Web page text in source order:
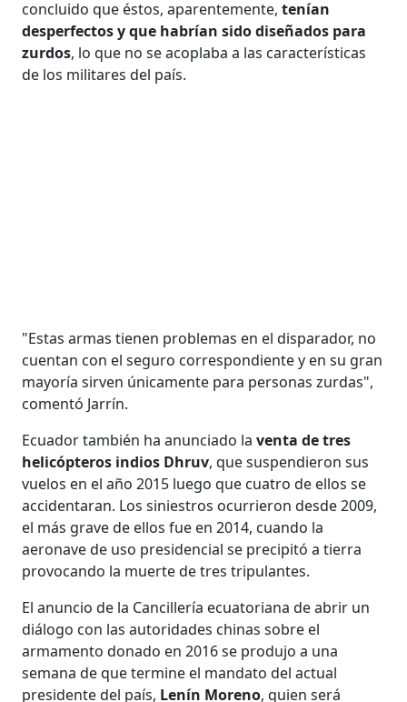
concluido que éstos, aparentemente,tenían
desperfectos y que habrían sido diseñados para
zurdos, lo que no se acoplaba a las características
de los militares del país.
"Estas armas tienen problemas en el disparador, no
cuentan con el seguro correspondiente y en su gran
mayoría sirven únicamente para personas zurdas",
comentó Jarrín.
Ecuador también ha anunciado laventa de tres
helicópteros indios Dhruv, que suspendieron sus
vuelos en el año 2015 luego que cuatro de ellos se
accidentaran. Los siniestros ocurrieron desde 2009,
el más grave de ellos fue en 2014, cuando la
aeronave de uso presidencial se precipitó a tierra
provocando la muerte de tres tripulantes.
El anuncio de la Cancillería ecuatoriana de abrir un
diálogo con las autoridades chinas sobre el
armamento donado en 2016 se produjo a una
semana de que termine el mandato del actual
presidente del país, Lenín Moreno, quien será